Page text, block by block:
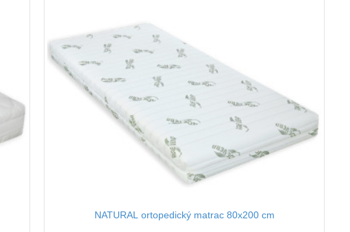
NATURAL ortopedický matrac 80x200 cm